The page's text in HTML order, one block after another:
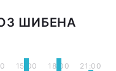
ШИБЕНА
15:00 18:00 21:00